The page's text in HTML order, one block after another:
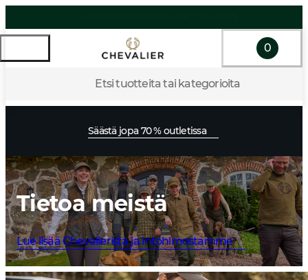
Etsi tuotteita tai kategorioita
0
Säästä jopa 70 % outletissa
Tietoa meistä
Lue lisää Chevalierista ja intohimostamme